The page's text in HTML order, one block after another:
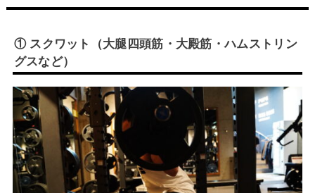
① スクワット（大腿四頭筋・大殿筋・ハムストリン
グスなど）